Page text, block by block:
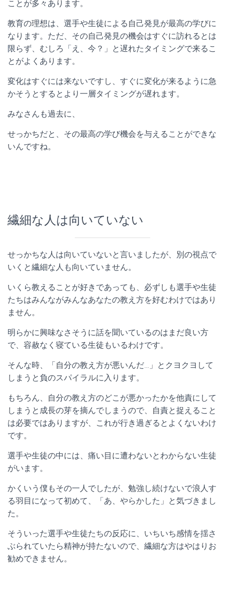
ことが多々あります。
教育の理想は、選手や生徒による自己発見が最高の学びに
なります。ただ、その自己発見の機会はすぐに訪れるとは
限らず、むしろ「え、今？」と遅れたタイミングで来るこ
とがよくあります。
変化はすぐには来ないですし、すぐに変化が来るように急
かそうとするとより一層タイミングが遅れます。
みなさんも過去に、
せっかちだと、その最高の学び機会を与えることができな
いんですね。
繊細な人は向いていない
せっかちな人は向いていないと言いましたが、別の視点で
いくと繊細な人も向いていません。
いくら教えることが好きであっても、必ずしも選手や生徒
たちはみんながみんなあなたの教え方を好むわけではあり
ません。
明らかに興味なさそうに話を聞いているのはまだ良い方
で、容赦なく寝ている生徒もいるわけです。
そんな時、「自分の教え方が悪いんだ…」とクヨクヨして
しまうと負のスパイラルに入ります。
もちろん、自分の教え方のどこが悪かったかを他責にして
しまうと成長の芽を摘んでしまうので、自責と捉えること
は必要ではありますが、これが行き過ぎるとよくないわけ
です。
選手や生徒の中には、痛い目に遭わないとわからない生徒
がいます。
かくいう僕もその一人でしたが、勉強し続けないで浪人す
る羽目になって初めて、「あ、やらかした」と気づきまし
た。
そういった選手や生徒たちの反応に、いちいち感情を揺さ
ぶられていたら精神が持たないので、繊細な方はやはりお
勧めできません。